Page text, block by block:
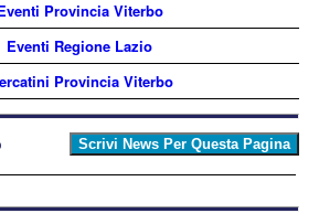
Provincia Viterbo
Eventi Regione Lazio
Provincia Viterbo